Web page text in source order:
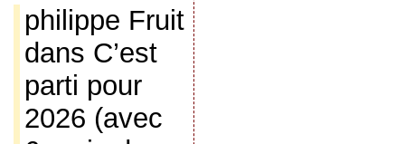
philippe Fruit
dans C’est
parti pour
2026 (avec